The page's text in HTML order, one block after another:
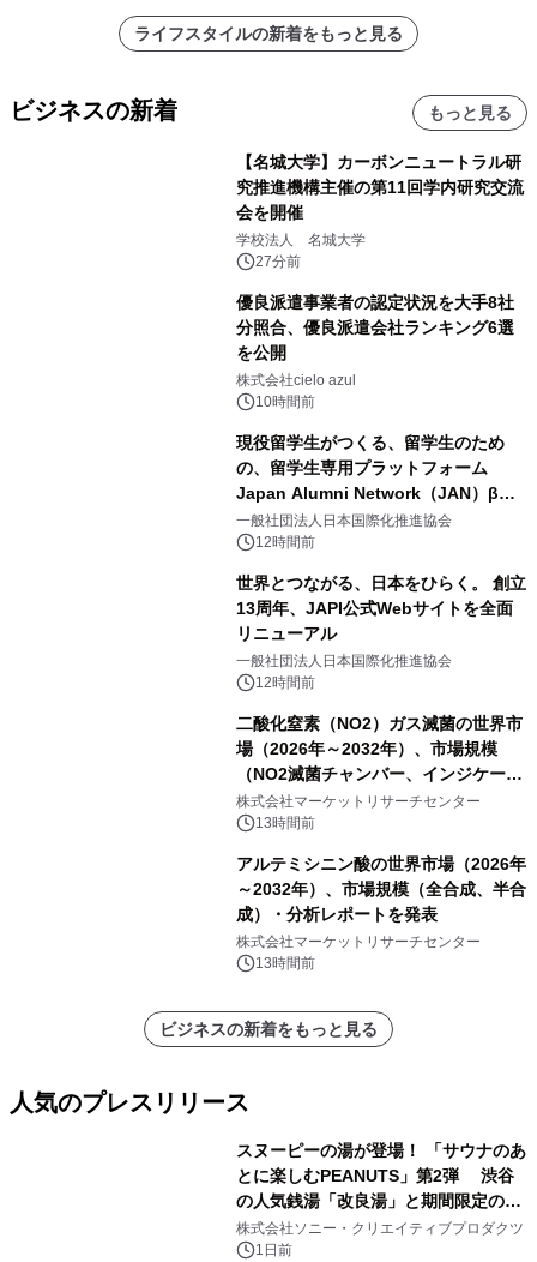
ライフスタイルの新着をもっと見る
ビジネスの新着 もっと見る
【名城大学】カーボンニュートラル研
究推進機構主催の第11回学内研究交流
会を開催
学校法人 名城大学
27分前
優良派遣事業者の認定状況を大手8社
分照合、優良派遣会社ランキング6選
を公開
株式会社cielo azul
10時間前
現役留学生がつくる、留学生のため
の、留学生専用プラットフォーム
Japan Alumni Network（JAN）β版
をリリース
一般社団法人日本国際化推進協会
12時間前
世界とつながる、日本をひらく。 創立
13周年、JAPI公式Webサイトを全面
リニューアル
一般社団法人日本国際化推進協会
12時間前
二酸化窒素（NO2）ガス滅菌の世界市
場（2026年～2032年）、市場規模
（NO2滅菌チャンバー、インジケータ
ーおよびモニタリングシステム、その
他）・分析レポートを発表
株式会社マーケットリサーチセンター
13時間前
アルテミシニン酸の世界市場（2026年
～2032年）、市場規模（全合成、半合
成）・分析レポートを発表
株式会社マーケットリサーチセンター
13時間前
ビジネスの新着をもっと見る
人気のプレスリリース
スヌーピーの湯が登場！ 「サウナのあ
とに楽しむPEANUTS」第2弾 渋谷
の人気銭湯「改良湯」と期間限定のコ
ラボレーション サウナイキタイコラ
ボグッズも発売決定！
株式会社ソニー・クリエイティブプロダクツ
1日前